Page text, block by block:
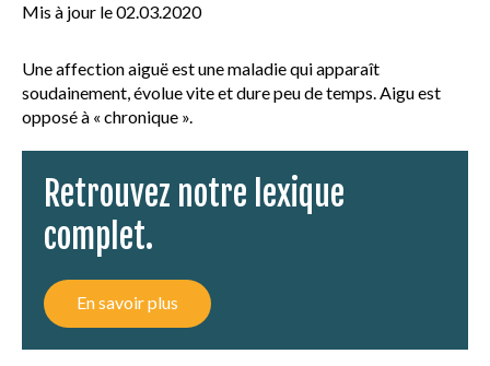
AU COURS DE LA VIE
PRINCIPES DE VACCINATION
VACCINATION EN PRATIQUE
Mis à jour le 02.03.2020
Une affection aiguë est une maladie qui apparaît
soudainement, évolue vite et dure peu de temps. Aigu est
opposé à « chronique ».
Retrouvez notre lexique
complet.
En savoir plus